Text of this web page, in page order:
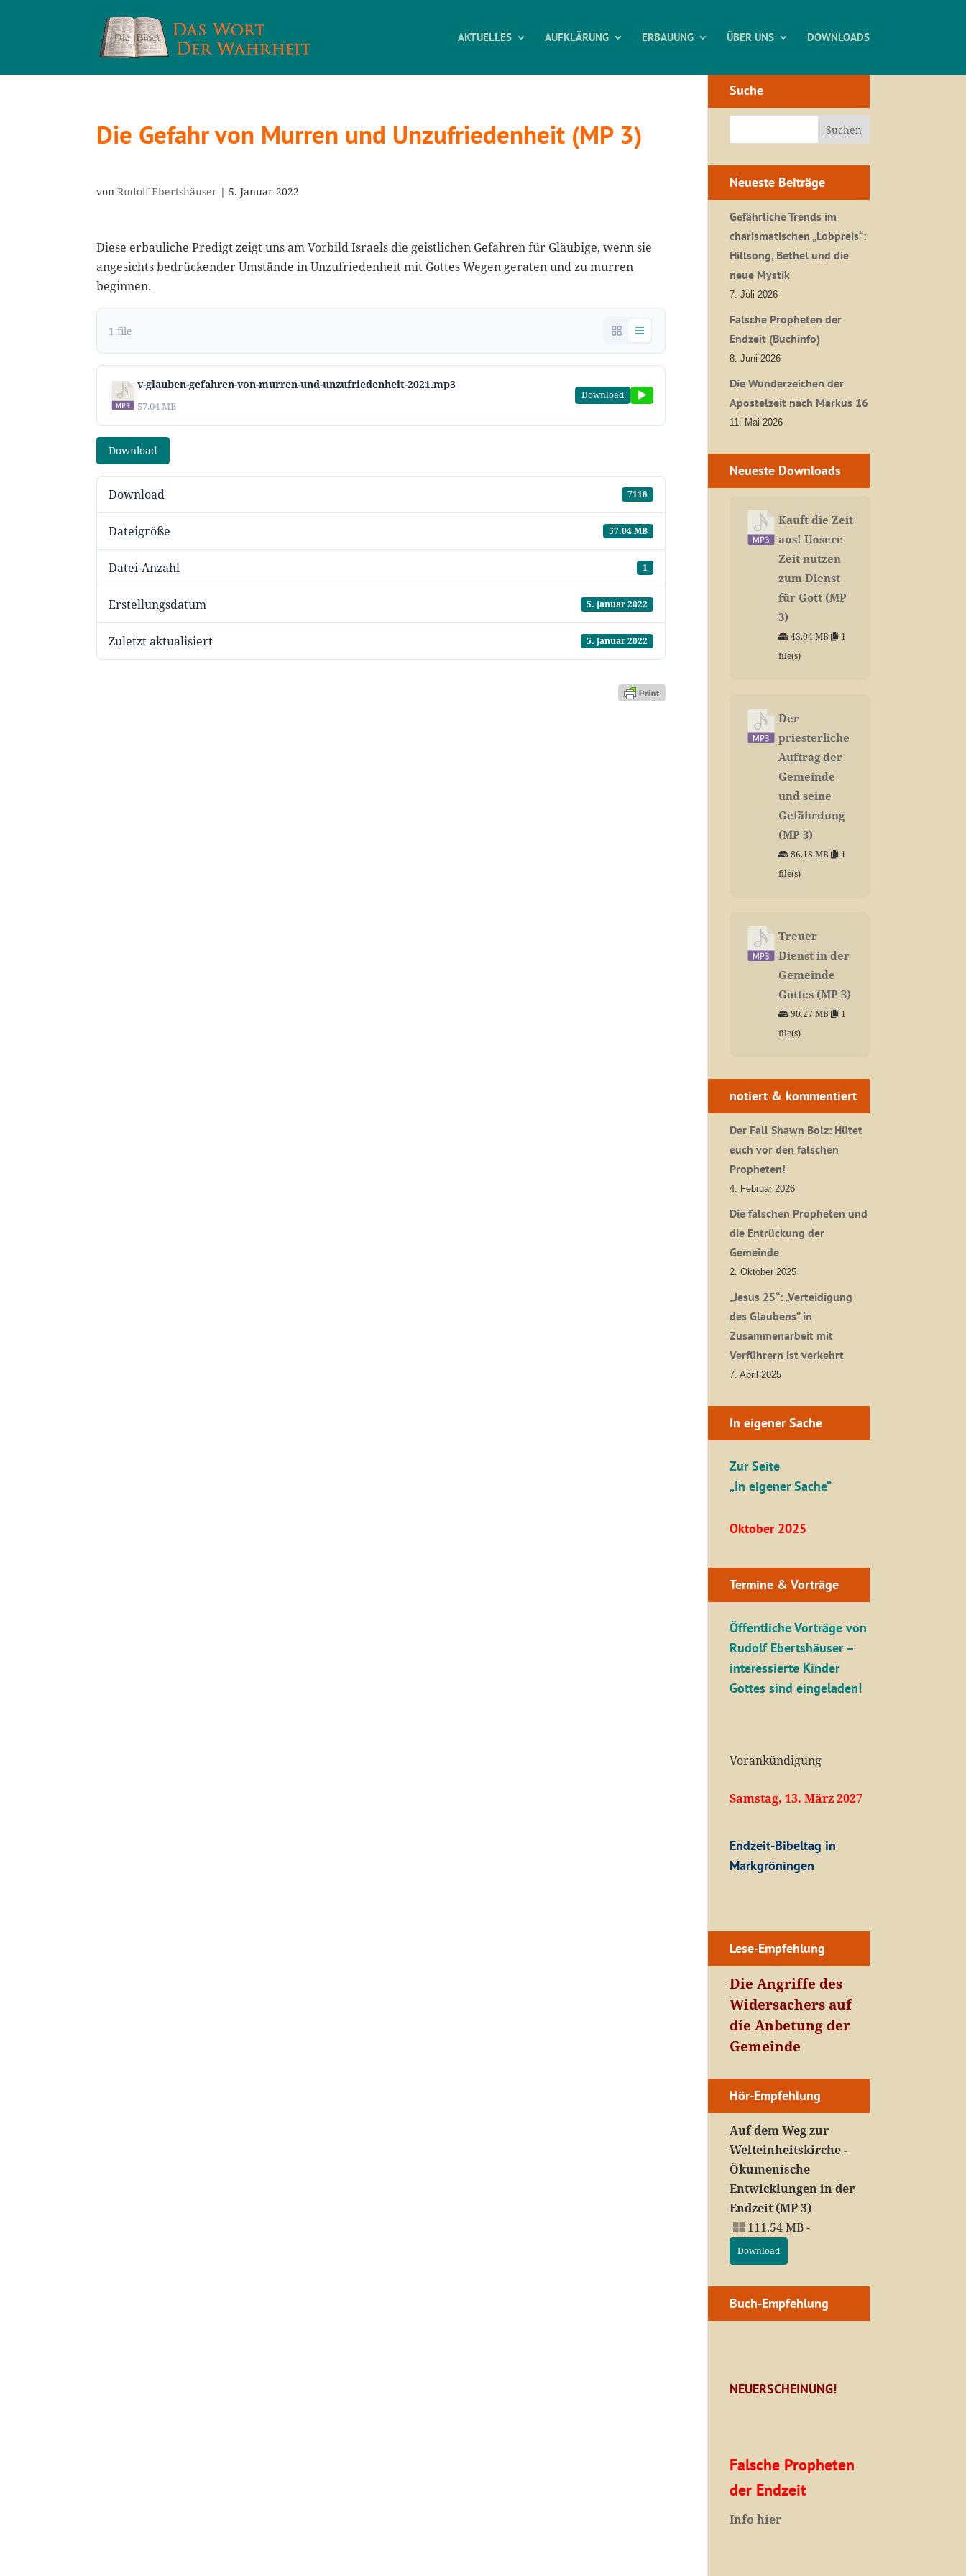
AKTUELLES AUFKLÄRUNG ERBAUUNG ÜBER UNS DOWNLOADS
Die Gefahr von Murren und Unzufriedenheit (MP 3)
vonRudolf Ebertshäuser |5. Januar 2022
Download
Download 7118
Dateigröße 57.04 MB
Datei-Anzahl 1
Erstellungsdatum 5. Januar 2022
Zuletzt aktualisiert 5. Januar 2022
Diese erbauliche Predigt zeigt uns am Vorbild Israels die geistlichen Gefahren für Gläubige, wenn sie
angesichts bedrückender Umstände in Unzufriedenheit mit Gottes Wegen geraten und zu murren
beginnen.
1 file
v-glauben-gefahren-von-murren-und-unzufriedenheit-2021.mp3
57.04 MB
Download
Suche
Neueste Beiträge
Gefährliche Trends im
charismatischen „Lobpreis“:
Hillsong, Bethel und die
neue Mystik
7. Juli 2026
Falsche Propheten der
Endzeit (Buchinfo)
8. Juni 2026
Die Wunderzeichen der
Apostelzeit nach Markus 16
11. Mai 2026
Neueste Downloads
Kauft die Zeit
aus! Unsere
Zeit nutzen
zum Dienst
für Gott (MP
3)
43.04 MB
1
file(s)
Der
priesterliche
Auftrag der
Gemeinde
und seine
Gefährdung
(MP 3)
86.18 MB
1
file(s)
Treuer
Dienst in der
Gemeinde
Gottes (MP 3)
90.27 MB
1
file(s)
notiert & kommentiert
Der Fall Shawn Bolz: Hütet
euch vor den falschen
Propheten!
4. Februar 2026
Die falschen Propheten und
die Entrückung der
Gemeinde
2. Oktober 2025
„Jesus 25“: „Verteidigung
des Glaubens“ in
Zusammenarbeit mit
Verführern ist verkehrt
7. April 2025
In eigener Sache
Zur Seite
„In eigener Sache“
Oktober 2025
Termine & Vorträge
Öffentliche Vorträge von
Rudolf Ebertshäuser –
interessierte Kinder
Gottes sind eingeladen!
Vorankündigung
Samstag, 13. März 2027
Endzeit-Bibeltag in
Markgröningen
Lese-Empfehlung
Die Angriffe des
Widersachers auf
die Anbetung der
Gemeinde
Hör-Empfehlung
Auf dem Weg zur
Welteinheitskirche -
Ökumenische
Entwicklungen in der
Endzeit (MP 3)
111.54 MB -
Download
Buch-Empfehlung
NEUERSCHEINUNG!
Falsche Propheten
der Endzeit
Info hier